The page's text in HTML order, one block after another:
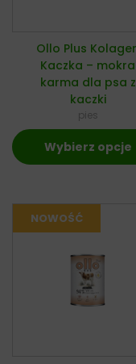
Ollo Plus
Kaczka – mokra
karma dla psa z
kaczki
pies
Wybierz opcje